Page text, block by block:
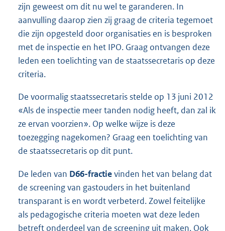
zijn geweest om dit nu wel te garanderen. In
aanvulling daarop zien zij graag de criteria tegemoet
die zijn opgesteld door organisaties en is besproken
met de inspectie en het IPO. Graag ontvangen deze
leden een toelichting van de staatssecretaris op deze
criteria.
De voormalig staatssecretaris stelde op 13 juni 2012
«Als de inspectie meer tanden nodig heeft, dan zal ik
ze ervan voorzien». Op welke wijze is deze
toezegging nagekomen? Graag een toelichting van
de staatssecretaris op dit punt.
De leden van D66-fractievinden het van belang dat
de screening van gastouders in het buitenland
transparant is en wordt verbeterd. Zowel feitelijke
als pedagogische criteria moeten wat deze leden
betreft onderdeel van de screening uit maken. Ook